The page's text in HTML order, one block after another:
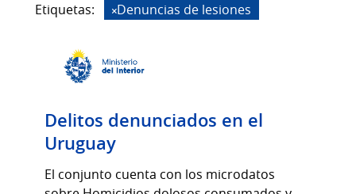
Etiquetas: Denuncias de lesiones
Delitos denunciados en el
Uruguay
El conjunto cuenta con los microdatos